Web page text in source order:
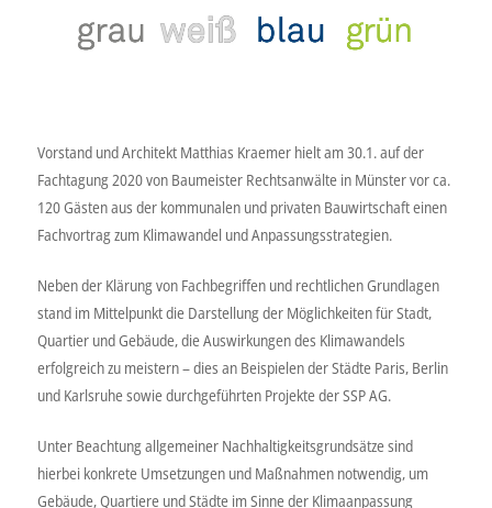
Vorstand und Architekt Matthias Kraemer hielt am 30.1. auf der
Fachtagung 2020 von Baumeister Rechtsanwälte in Münster vor ca.
120 Gästen aus der kommunalen und privaten Bauwirtschaft einen
Fachvortrag zum Klimawandel und Anpassungsstrategien.
Neben der Klärung von Fachbegriffen und rechtlichen Grundlagen
stand im Mittelpunkt die Darstellung der Möglichkeiten für Stadt,
Quartier und Gebäude, die Auswirkungen des Klimawandels
erfolgreich zu meistern – dies an Beispielen der Städte Paris, Berlin
und Karlsruhe sowie durchgeführten Projekte der SSP AG.
Unter Beachtung allgemeiner Nachhaltigkeitsgrundsätze sind
hierbei konkrete Umsetzungen und Maßnahmen notwendig, um
Gebäude, Quartiere und Städte im Sinne der Klimaanpassung